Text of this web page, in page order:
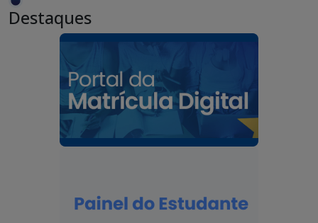
Destaques